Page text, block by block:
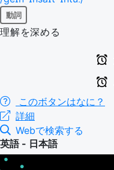
動詞
理解を深める
このボタンはなに？
詳細
Webで検索する
英語 - 日本語